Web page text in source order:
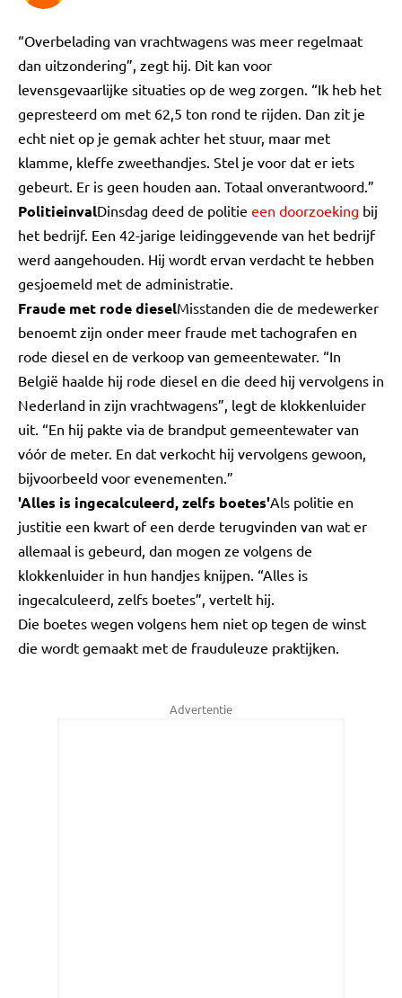
“Overbelading van vrachtwagens was meer regelmaat
dan uitzondering”, zegt hij. Dit kan voor
levensgevaarlijke situaties op de weg zorgen. “Ik heb het
gepresteerd om met 62,5 ton rond te rijden. Dan zit je
echt niet op je gemak achter het stuur, maar met
klamme, kleffe zweethandjes. Stel je voor dat er iets
gebeurt. Er is geen houden aan. Totaal onverantwoord.”
PolitieinvalDinsdag deed de politie een doorzoeking bij
het bedrijf. Een 42-jarige leidinggevende van het bedrijf
werd aangehouden. Hij wordt ervan verdacht te hebben
gesjoemeld met de administratie.
Fraude met rode dieselMisstanden die de medewerker
benoemt zijn onder meer fraude met tachografen en
rode diesel en de verkoop van gemeentewater. “In
België haalde hij rode diesel en die deed hij vervolgens in
Nederland in zijn vrachtwagens”, legt de klokkenluider
uit. “En hij pakte via de brandput gemeentewater van
vóór de meter. En dat verkocht hij vervolgens gewoon,
bijvoorbeeld voor evenementen.”
'Alles is ingecalculeerd, zelfs boetes'Als politie en
justitie een kwart of een derde terugvinden van wat er
allemaal is gebeurd, dan mogen ze volgens de
klokkenluider in hun handjes knijpen. “Alles is
ingecalculeerd, zelfs boetes”, vertelt hij.
Die boetes wegen volgens hem niet op tegen de winst
die wordt gemaakt met de frauduleuze praktijken.
Advertentie